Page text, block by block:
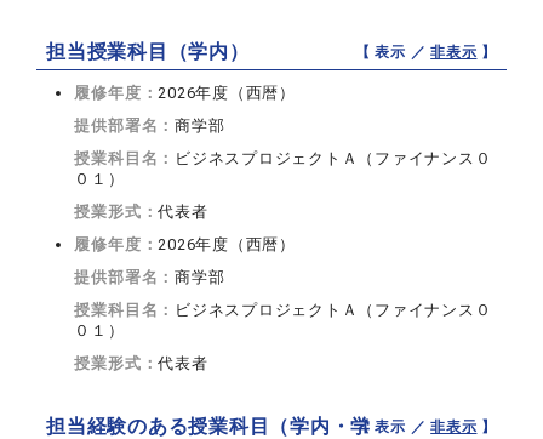
担当授業科目（学内） 【 表示 ／非表示 】
履修年度：2026年度（西暦）
提供部署名：商学部
授業科目名： ビジネスプロジェクトＡ（ファイナンス０
０１）
授業形式：代表者
履修年度：2026年度（西暦）
提供部署名：商学部
授業科目名： ビジネスプロジェクトＡ（ファイナンス０
０１）
授業形式：代表者
担当経験のある授業科目（学内・学【 表示 ／非表示 】